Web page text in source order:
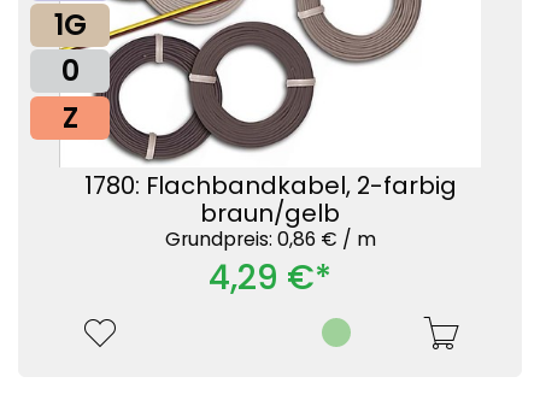
1G
0
Z
1780: Flachbandkabel, 2-farbig
braun/gelb
Grundpreis: 0,86 € / m
4,29 €*